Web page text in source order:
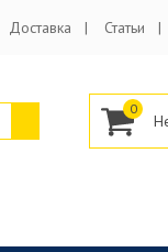
Доставка Статьи
0